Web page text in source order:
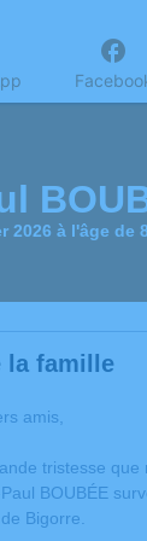
2026 à l'âge de
la famille
amis,
tristesse
BOUBÉE
Bigorre.